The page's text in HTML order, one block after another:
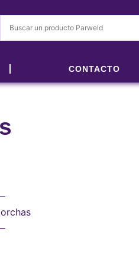
CONTACTO